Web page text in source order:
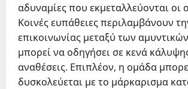
αδυναμίες που εκμεταλλεύονται οι
Κοινές ευπάθειες περιλαμβάνουν
επικοινωνίας μεταξύ των
μπορεί να οδηγήσει σε κενά
αναθέσεις. Επιπλέον, η ομάδα
δυσκολεύεται με το μάρκαρισμα